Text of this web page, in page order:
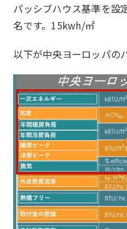
パッシブハウス基準を設
名です。15kwh/㎡
以下が中央ヨーロッパの